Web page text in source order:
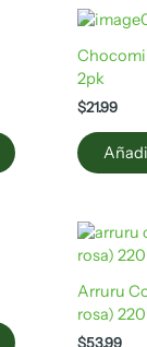
2pk
$21.99
Arruru
rosa)
$53.99